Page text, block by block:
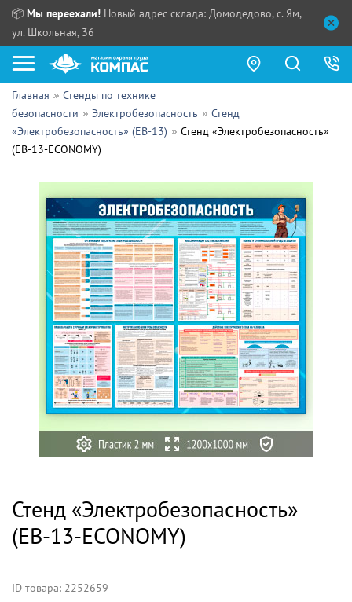
📦 Мы переехали! Новый адрес склада: Домодедово, с. Ям,
ул. Школьная, 36
Как купить?
Прайс-листы
Партнерам
Поставщикам
Обзоры
Контакты
ПТ:
СБ, ВС:
Выдача продукции:
Главная
Стенды по технике
безопасности
Электробезопасность
Стенд
«Электробезопасность» (EB-13)
Стенд «Электробезопасность»
(EB-13-ECONOMY)
Стенд «Электробезопасность»
(EB-13-ECONOMY)
ID товара: 2252659